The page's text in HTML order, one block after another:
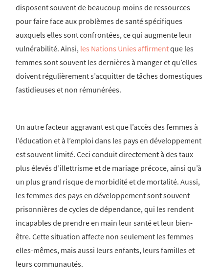
disposent souvent de beaucoup moins de ressources
pour faire face aux problèmes de santé spécifiques
auxquels elles sont confrontées, ce qui augmente leur
vulnérabilité. Ainsi, les Nations Unies affirmentque les
femmes sont souvent les dernières à manger et qu’elles
doivent régulièrement s’acquitter de tâches domestiques
fastidieuses et non rémunérées.
Un autre facteur aggravant est que l’accès des femmes à
l’éducation et à l’emploi dans les pays en développement
est souvent limité. Ceci conduit directement à des taux
plus élevés d’illettrisme et de mariage précoce, ainsi qu’à
un plus grand risque de morbidité et de mortalité. Aussi,
les femmes des pays en développement sont souvent
prisonnières de cycles de dépendance, qui les rendent
incapables de prendre en main leur santé et leur bien-
être. Cette situation affecte non seulement les femmes
elles-mêmes, mais aussi leurs enfants, leurs familles et
leurs communautés.